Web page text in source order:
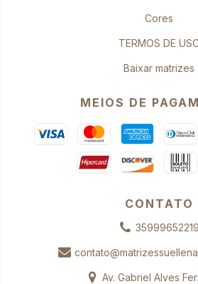
Cores
TERMOS DE
Baixar matrizes
MEIOS DE
CONTATO
35999652219
Av. Gabriel Alves